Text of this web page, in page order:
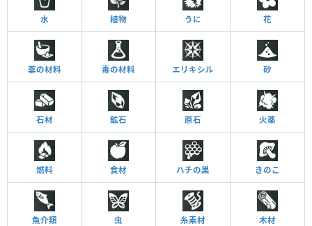
水 植物 うに 花
薬の材料 毒の材料 エリキシル 砂
石材 鉱石 原石 火薬
燃料 食材 ハチの巣 きのこ
魚介類 虫 糸素材 木材